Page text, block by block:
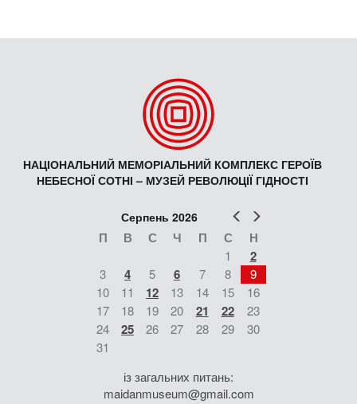
НАЦІОНАЛЬНИЙ МЕМОРІАЛЬНИЙ КОМПЛЕКС ГЕРОЇВ
НЕБЕСНОЇ СОТНІ – МУЗЕЙ РЕВОЛЮЦІЇ ГІДНОСТІ
Попер
Серпень 2026
П В С Ч П С Н
1 2
3 4 5 6 7 8
9
10
11 12 13 14 15
16
17
18 19 20 21 22
23
24
25 26 27 28 29
30
31
із загальних питань:
maidanmuseum@gmail.com